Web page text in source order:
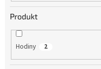
Produkt
Hodiny 2